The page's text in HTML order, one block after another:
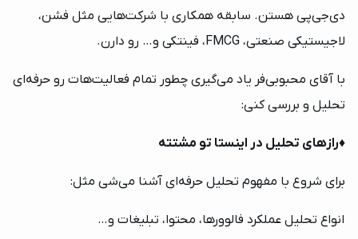
دی‌جی‌پی هستن. سابقه همکاری با شرکت‌هایی مثل فشن،
لاجیستیکی صنعتی، FMCG، فینتکی و… رو دارن.
با آقای محبوبی‌فر یاد می‌گیری چطور تمام فعالیت‌هات رو حرفه‌ای
تحلیل و بررسی کنی:
♦️رازهای تحلیل در اینستا تو مشتته
برای شروع با مفهوم تحلیل حرفه‌ای آشنا می‌شی مثل:
انواع تحلیل عملکرد فالوورها، محتوا، تبلیغات و…